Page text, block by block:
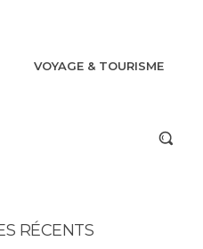
VOYAGE & TOURISME
RÉCENTS